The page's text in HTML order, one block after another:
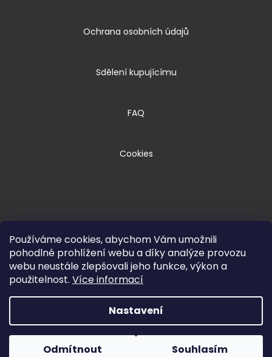
Používáme cookies, abychom Vám umožnili
pohodlné prohlížení webu a díky analýze provozu
webu neustále zlepšovali jeho funkce, výkon a
použitelnost. Více informací
Nastavení
Odmítnout Souhlasím
Ochrana osobních údajů
Sdělení kupujícímu
FAQ
Cookies
Vytvořil Shoptet Premium
Copyright 2026HPM TEC, s.r.o.
. Všechna